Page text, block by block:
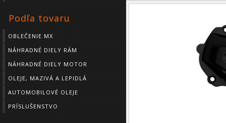
Podľa tovaru
OBLEČENIE MX
NÁHRADNÉ DIELY RÁM
NÁHRADNÉ DIELY MOTOR
OLEJE, MAZIVÁ A LEPIDLÁ
AUTOMOBILOVÉ OLEJE
PRÍSLUŠENSTVO